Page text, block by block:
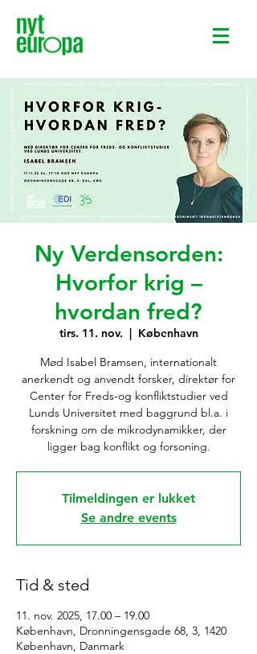
Ny Verdensorden:
Hvorfor krig –
hvordan fred?
tirs. 11. nov.
  |
København
Mød Isabel Bramsen, internationalt
anerkendt og anvendt forsker, direktør for
Center for Freds-og konfliktstudier ved
Lunds Universitet med baggrund bl.a. i
forskning om de mikrodynamikker, der
ligger bag konflikt og forsoning.
Tilmeldingen er lukket
Se andre events
Tid & sted
11. nov. 2025, 17.00 – 19.00
København, Dronningensgade 68, 3, 1420
København, Danmark